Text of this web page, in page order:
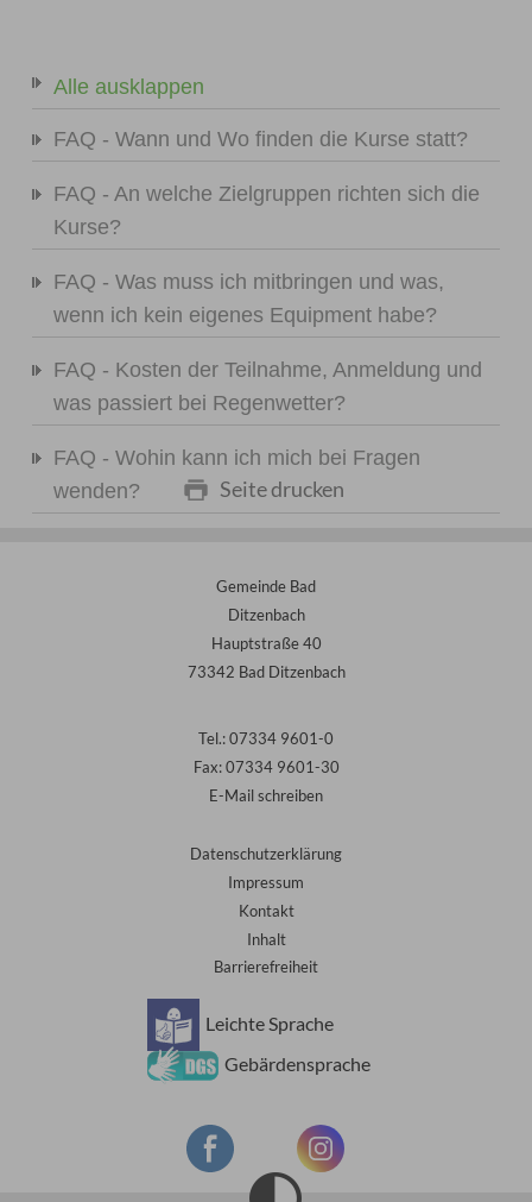
Alle ausklappen
FAQ - Wann und Wo finden die Kurse statt?
FAQ - An welche Zielgruppen richten sich die
Kurse?
FAQ - Was muss ich mitbringen und was,
wenn ich kein eigenes Equipment habe?
FAQ - Kosten der Teilnahme, Anmeldung und
was passiert bei Regenwetter?
FAQ - Wohin kann ich mich bei Fragen
wenden?
Seite drucken
Gemeinde Bad
Ditzenbach
Hauptstraße 40
73342 Bad Ditzenbach
Tel.: 07334 9601-0
Fax: 07334 9601-30
E-Mail schreiben
Datenschutzerklärung
Impressum
Kontakt
Inhalt
Barrierefreiheit
Leichte Sprache
Gebärdensprache